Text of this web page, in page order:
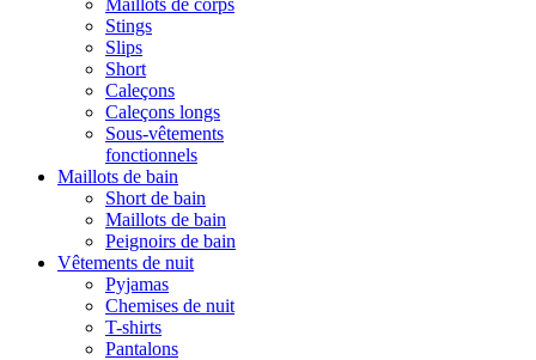
Maillots de corps
Stings
Slips
Short
Caleçons
Caleçons longs
Sous-vêtements
fonctionnels
Maillots de bain
Short de bain
Maillots de bain
Peignoirs de bain
Vêtements de nuit
Pyjamas
Chemises de nuit
T-shirts
Pantalons